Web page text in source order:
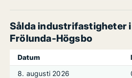
Sålda industrifastigheter
Frölunda-Högsbo
Datum
8. augusti 2026